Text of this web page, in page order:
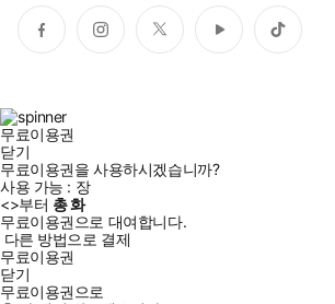
페
이
인
스
트
위
유
튜
틱
톡
무료이용권
닫기
무료이용권을 사용하시겠습니까?
사용 가능 : 장
<>부터 총화
무료이용권으로 대여합니다.
다른 방법으로 결제
무료이용권
닫기
무료이용권으로